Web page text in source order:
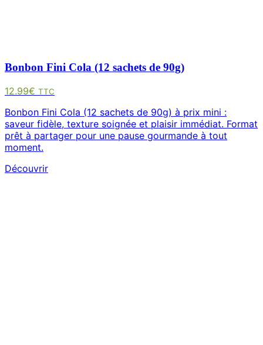
Bonbon Fini Cola (12 sachets de 90g)
12.99€ TTC
Bonbon Fini Cola (12 sachets de 90g) à prix mini :
saveur fidèle, texture soignée et plaisir immédiat. Format
prêt à partager pour une pause gourmande à tout
moment.
Découvrir